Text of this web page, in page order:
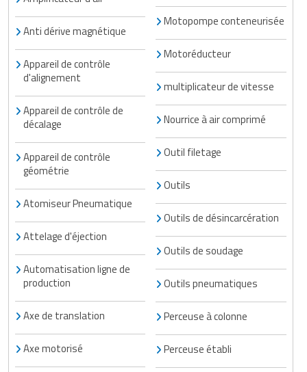
Ustensile cuisine professionnel
Vêtements personnalisés
Vitrines pour magasin
Traitement de l'air
Traitement des eaux
Trancheuse professionnelle
Transformateur électrique
Tubes et profilés
Tuyau flexible
Tuyau galvanisé
Tuyau renforcé
Ventilateurs et aération d'atelier
Tapis de bureau
Tapis et caillebotis
Traitement des surfaces
Traitement du linge
Vestiaires et casiers
Equipements de football
Equipements de karting
Equipements pour patinage
Equipements pour roller
Equipements pour skateboard
Equipements pour stade et terrain
sportif
Jeu gymnique
Loisirs
Matériel de fitness
Matériel de musculation
Vêtement sportif
Pétrin professionnel
Piano de cuisson
Plats et plateaux
Pompes à sauce
Portes commandes restaurant
Présentoir pour restaurant
Réchaud professionnel
Réfrigérateur professionnel
Restauration foraine
Robinetterie professionnelle
Rôtisserie professionnelle
Sautause professionnelle
Anti dérive magnétique
Appareil de contrôle
d'alignement
Appareil de contrôle de
décalage
Appareil de contrôle
géométrie
Atomiseur Pneumatique
Attelage d'éjection
Automatisation ligne de
production
Axe de translation
Axe motorisé
Motopompe conteneurisée
Motoréducteur
multiplicateur de vitesse
Nourrice à air comprimé
Outil filetage
Outils
Outils de désincarcération
Outils de soudage
Outils pneumatiques
Perceuse à colonne
Perceuse établi